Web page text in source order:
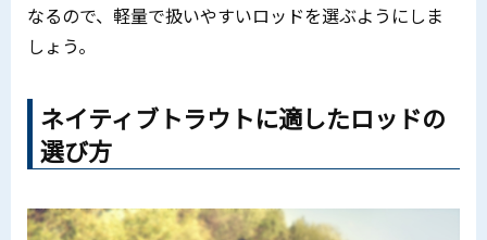
なるので、軽量で扱いやすいロッドを選ぶようにしま
しょう。
ネイティブトラウトに適したロッドの
選び方